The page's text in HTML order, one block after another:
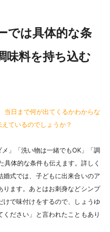
では具体的な条
味料を持ち込む
日まで何が出てくるかわからな
ているのでしょうか？
」「洗い物は一緒でもOK」「調
体的な条件も伝えます。詳しく
式では、子どもに出来合いのア
ります。あとはお刺身などシンプ
で味付けをするので、しょうゆ
ださい」と言われたこともあり